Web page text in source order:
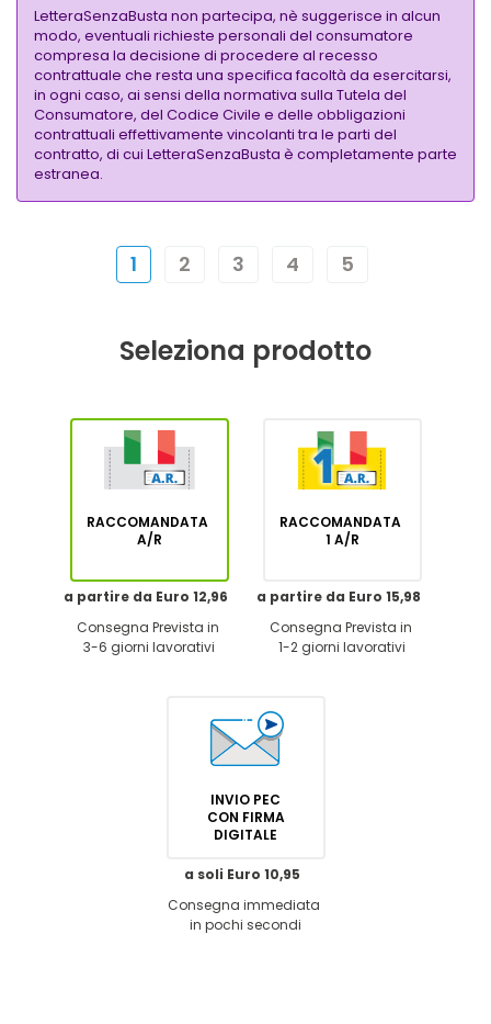
LetteraSenzaBusta non partecipa, nè suggerisce in alcun
modo, eventuali richieste personali del consumatore
compresa la decisione di procedere al recesso
contrattuale che resta una specifica facoltà da esercitarsi,
in ogni caso, ai sensi della normativa sulla Tutela del
Consumatore, del Codice Civile e delle obbligazioni
contrattuali effettivamente vincolanti tra le parti del
contratto, di cui LetteraSenzaBusta è completamente parte
estranea.
1 2 3 4 5
Seleziona prodotto
RACCOMANDATA
A/R
a partire da Euro 12,96
Consegna Prevista in
3-6 giorni lavorativi
RACCOMANDATA
1 A/R
a partire da Euro 15,98
Consegna Prevista in
1-2 giorni lavorativi
INVIO PEC
CON FIRMA
DIGITALE
a soli Euro 10,95
Consegna immediata
in pochi secondi